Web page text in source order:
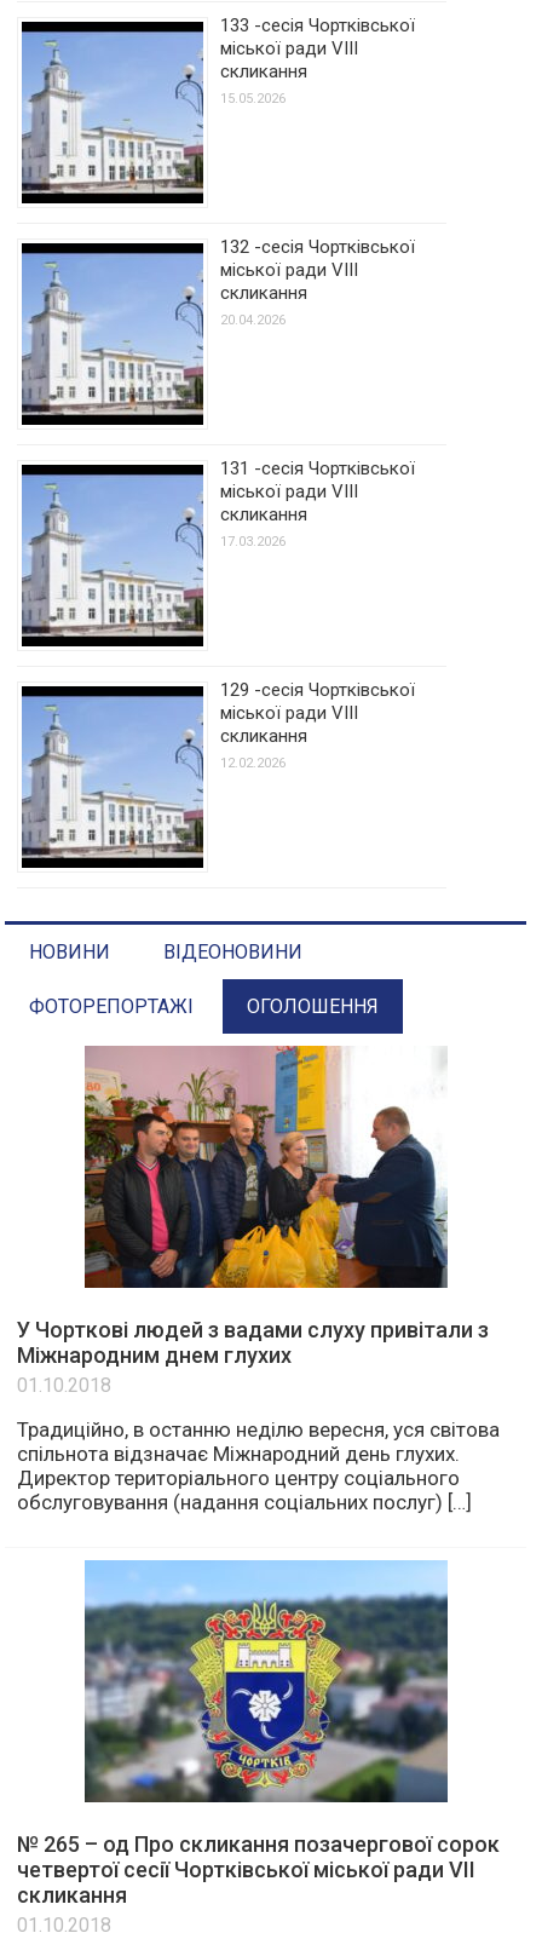
133 -сесія Чортківської
міської ради VIII
скликання
15.05.2026
132 -сесія Чортківської
міської ради VIII
скликання
20.04.2026
131 -сесія Чортківської
міської ради VIII
скликання
17.03.2026
129 -сесія Чортківської
міської ради VIII
скликання
12.02.2026
НОВИНИ ВІДЕОНОВИНИ
ФОТОРЕПОРТАЖІ ОГОЛОШЕННЯ
У Чорткові людей з вадами слуху привітали з
Міжнародним днем глухих
01.10.2018
Традиційно, в останню неділю вересня, уся світова
спільнота відзначає Міжнародний день глухих.
Директор територіального центру соціального
обслуговування (надання соціальних послуг) […]
№ 265 – од Про скликання позачергової сорок
четвертої сесії Чортківської міської ради VІІ
скликання
01.10.2018